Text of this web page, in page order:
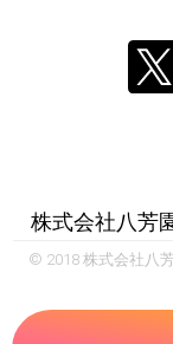
株式会社八芳
© 2018 株式会社八